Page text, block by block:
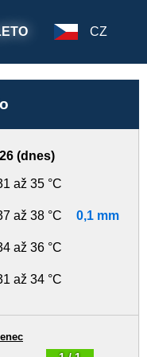
CZ
(dnes)
až 35 °C
až 38 °C 0,1 mm
až 36 °C
až 34 °C